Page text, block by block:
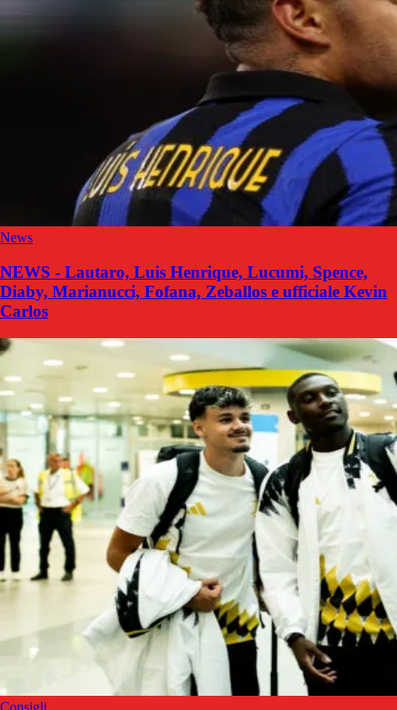
News
NEWS - Lautaro, Luis Henrique, Lucumi, Spence,
Diaby, Marianucci, Fofana, Zeballos e ufficiale Kevin
Carlos
Consigli